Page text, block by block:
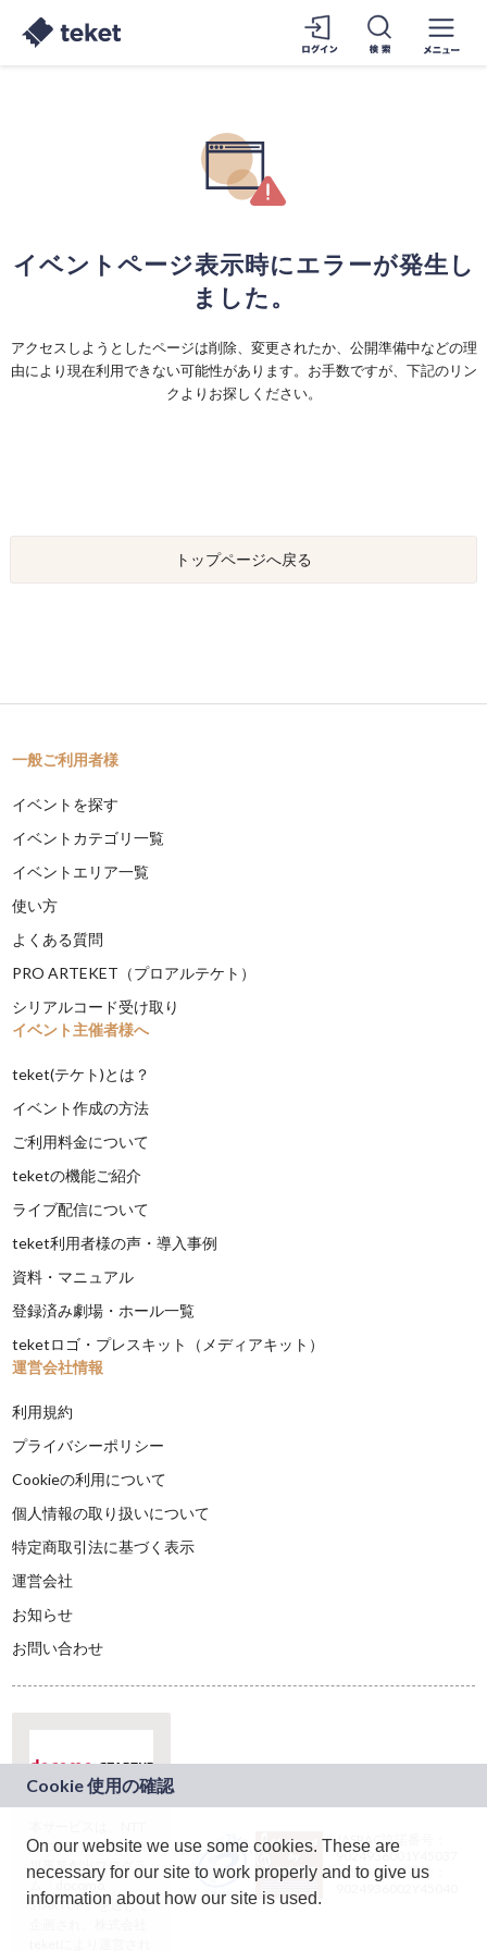
イベントページ表示時にエラーが発生し
ました。
アクセスしようとしたページは削除、変更されたか、公開準備中などの理
由により現在利用できない可能性があります。お手数ですが、下記のリン
クよりお探しください。
トップページへ戻る
一般ご利用者様
イベントを探す
イベントカテゴリ一覧
イベントエリア一覧
使い方
よくある質問
PRO ARTEKET（プロアルテケト）
シリアルコード受け取り
イベント主催者様へ
teket(テケト)とは？
イベント作成の方法
ご利用料金について
teketの機能ご紹介
ライブ配信について
teket利用者様の声・導入事例
資料・マニュアル
登録済み劇場・ホール一覧
teketロゴ・プレスキット（メディアキット）
運営会社情報
利用規約
プライバシーポリシー
Cookieの利用について
個人情報の取り扱いについて
特定商取引法に基づく表示
運営会社
お知らせ
お問い合わせ
ドコモグループの新
規事業創出プログラ
ム「docomo
STARTUP」を通じて
JASRAC許諾番号：
9024936001Y45037
JASRAC許諾番号：
On our website we use some cookies. These are
necessary for our site to work properly and to give us
information about how our site is used.